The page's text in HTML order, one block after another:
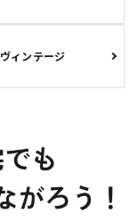
ヴィンテージ